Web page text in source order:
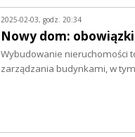
2025-02-03, godz. 20:34
Nowy dom:
Wybudowanie nieruchomości
zarządzania budynkami, w